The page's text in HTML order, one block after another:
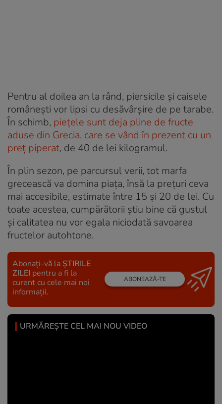
Pentru al doilea an la rând, piersicile și caisele
românești vor lipsi cu desăvârșire de pe tarabe.
În schimb, piețele sunt deja pline de fructe
aduse din Grecia, care se vând în prezent cu un
preț piperat, de 40 de lei kilogramul.
În plin sezon, pe parcursul verii, tot marfa
grecească va domina piața, însă la prețuri ceva
mai accesibile, estimate între 15 și 20 de lei. Cu
toate acestea, cumpărătorii știu bine că gustul
și calitatea nu vor egala niciodată savoarea
fructelor autohtone.
Abonați-vă la ȘTIRILE
ZILEI pentru a fi la
curent cu cele mai noi
informații.
ABONEAZĂ-TE
URMĂREȘTE CEL MAI NOU VIDEO